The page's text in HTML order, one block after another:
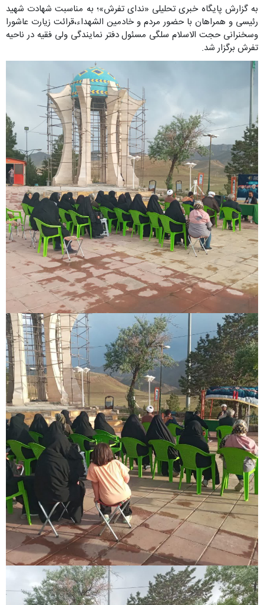
به گزارش پایگاه خبری تحلیلی «ندای تفرش»؛ به مناسبت شهادت شهید
رئیسی و همراهان با حضور مردم و خادمین الشهداء،قرائت زیارت عاشورا
وسخنرانی حجت الاسلام سلگی مسئول دفتر نمایندگی ولی فقیه در ناحیه
تفرش برگزار شد.